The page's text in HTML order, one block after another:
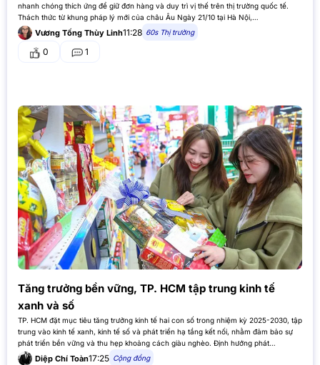
nhanh chóng thích ứng để giữ đơn hàng và duy trì vị thế trên thị trường quốc tế.
Thách thức từ khung pháp lý mới của châu Âu Ngày 21/10 tại Hà Nội,…
Vương Tống Thùy Linh11:28 60s Thị trường
0 1
Tăng trưởng bền vững, TP. HCM tập trung kinh tế
xanh và số
TP. HCM đặt mục tiêu tăng trưởng kinh tế hai con số trong nhiệm kỳ 2025-2030, tập
trung vào kinh tế xanh, kinh tế số và phát triển hạ tầng kết nối, nhằm đảm bảo sự
phát triển bền vững và thu hẹp khoảng cách giàu nghèo. Định hướng phát…
Diệp Chí Toàn17:25 Cộng đồng